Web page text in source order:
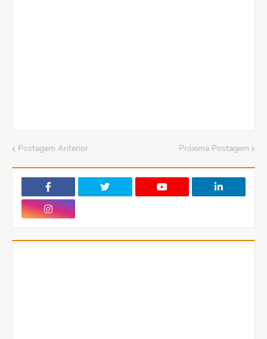
Postagem Anterior Próxima Postagem